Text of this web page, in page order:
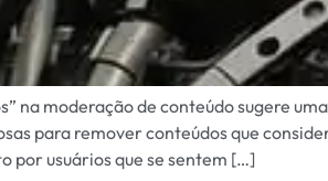
na moderação de conteúdo sugere
para remover conteúdos que
por usuários que se sentem […]